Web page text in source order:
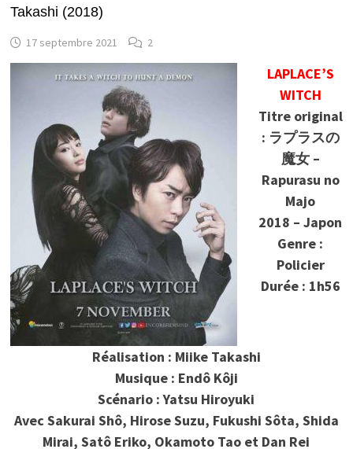
Takashi (2018)
17 septembre 2021 2
LAPLACE’S
WITCH
Titre original
: ラプラスの
魔女 –
Rapurasu no
Majo
2018 – Japon
Genre :
Policier
Durée : 1h56
Réalisation : Miike Takashi
Musique : Endô Kôji
Scénario : Yatsu Hiroyuki
Avec Sakurai Shô, Hirose Suzu, Fukushi Sôta, Shida
Mirai, Satô Eriko, Okamoto Tao et Dan Rei